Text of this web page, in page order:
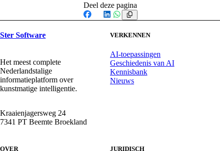
Deel deze pagina
Facebook
X LinkedIn
WhatsApp
Ster Software
Het meest complete
Nederlandstalige
informatieplatform over
kunstmatige intelligentie.
Kraaienjagersweg 24
7341 PT Beemte Broekland
VERKENNEN
AI-toepassingen
Geschiedenis van AI
Kennisbank
Nieuws
OVER JURIDISCH